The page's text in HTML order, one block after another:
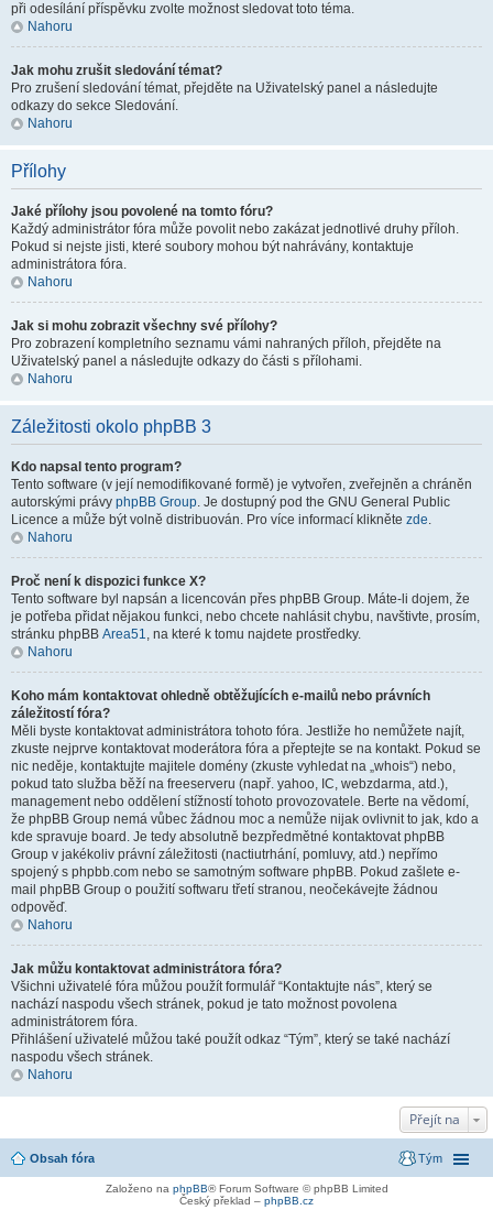
při odesílání příspěvku zvolte možnost sledovat toto téma.
Nahoru
Jak mohu zrušit sledování témat?
Pro zrušení sledování témat, přejděte na Uživatelský panel a následujte
odkazy do sekce Sledování.
Nahoru
Přílohy
Jaké přílohy jsou povolené na tomto fóru?
Každý administrátor fóra může povolit nebo zakázat jednotlivé druhy příloh.
Pokud si nejste jisti, které soubory mohou být nahrávány, kontaktuje
administrátora fóra.
Nahoru
Jak si mohu zobrazit všechny své přílohy?
Pro zobrazení kompletního seznamu vámi nahraných příloh, přejděte na
Uživatelský panel a následujte odkazy do části s přílohami.
Nahoru
Záležitosti okolo phpBB 3
Kdo napsal tento program?
Tento software (v její nemodifikované formě) je vytvořen, zveřejněn a chráněn
autorskými právy phpBB Group. Je dostupný pod the GNU General Public
Licence a může být volně distribuován. Pro více informací klikněte zde.
Nahoru
Proč není k dispozici funkce X?
Tento software byl napsán a licencován přes phpBB Group. Máte-li dojem, že
je potřeba přidat nějakou funkci, nebo chcete nahlásit chybu, navštivte, prosím,
stránku phpBB Area51, na které k tomu najdete prostředky.
Nahoru
Koho mám kontaktovat ohledně obtěžujících e-mailů nebo právních
záležitostí fóra?
Měli byste kontaktovat administrátora tohoto fóra. Jestliže ho nemůžete najít,
zkuste nejprve kontaktovat moderátora fóra a přeptejte se na kontakt. Pokud se
nic neděje, kontaktujte majitele domény (zkuste vyhledat na „whois“) nebo,
pokud tato služba běží na freeserveru (např. yahoo, IC, webzdarma, atd.),
management nebo oddělení stížností tohoto provozovatele. Berte na vědomí,
že phpBB Group nemá vůbec žádnou moc a nemůže nijak ovlivnit to jak, kdo a
kde spravuje board. Je tedy absolutně bezpředmětné kontaktovat phpBB
Group v jakékoliv právní záležitosti (nactiutrhání, pomluvy, atd.) nepřímo
spojený s phpbb.com nebo se samotným software phpBB. Pokud zašlete e-
mail phpBB Group o použití softwaru třetí stranou, neočekávejte žádnou
odpověď.
Nahoru
Jak můžu kontaktovat administrátora fóra?
Všichni uživatelé fóra můžou použít formulář “Kontaktujte nás”, který se
nachází naspodu všech stránek, pokud je tato možnost povolena
administrátorem fóra.
Přihlášení uživatelé můžou také použít odkaz “Tým”, který se také nachází
naspodu všech stránek.
Nahoru
Přejít na
Obsah fóra Tým
Založeno na phpBB® Forum Software © phpBB Limited
Český překlad – phpBB.cz